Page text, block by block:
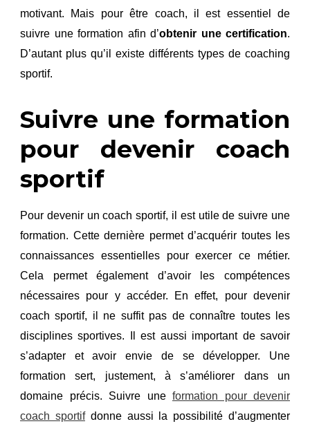
motivant. Mais pour être coach, il est essentiel de
suivre une formation afin d’obtenir une certification.
D’autant plus qu’il existe différents types de coaching
sportif.
Suivre une formation
pour devenir coach
sportif
Pour devenir un coach sportif, il est utile de suivre une
formation. Cette dernière permet d’acquérir toutes les
connaissances essentielles pour exercer ce métier.
Cela permet également d’avoir les compétences
nécessaires pour y accéder. En effet, pour devenir
coach sportif, il ne suffit pas de connaître toutes les
disciplines sportives. Il est aussi important de savoir
s’adapter et avoir envie de se développer. Une
formation sert, justement, à s’améliorer dans un
domaine précis. Suivre une formation pour devenir
coach sportif donne aussi la possibilité d’augmenter